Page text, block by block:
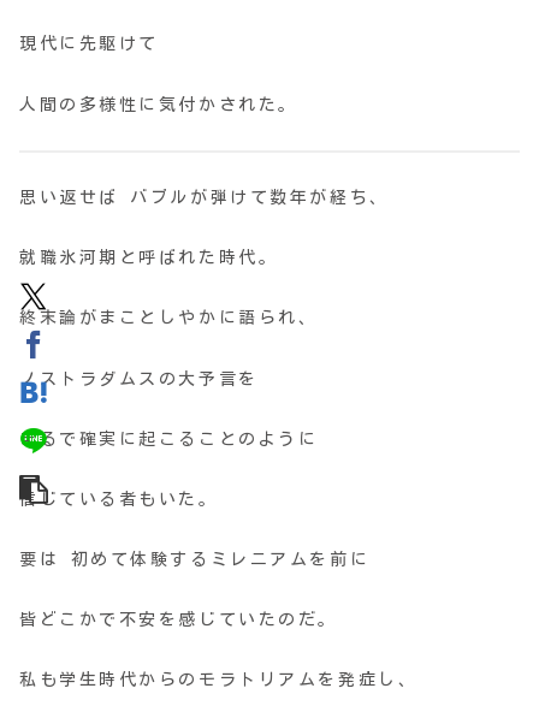
現代に先駆けて
人間の多様性に気付かされた。
思い返せば バブルが弾けて数年が経ち、
就職氷河期と呼ばれた時代。
終末論がまことしやかに語られ、
ノストラダムスの大予言を
まるで確実に起こることのように
信じている者もいた。
要は 初めて体験するミレニアムを前に
皆どこかで不安を感じていたのだ。
私も学生時代からのモラトリアムを発症し、